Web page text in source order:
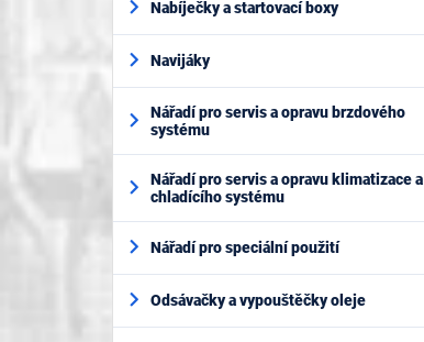
Nabíječky a startovací boxy
Navijáky
Nářadí pro servis a opravu brzdového
systému
Nářadí pro servis a opravu klimatizace a
chladícího systému
Nářadí pro speciální použití
Odsávačky a vypouštěčky oleje